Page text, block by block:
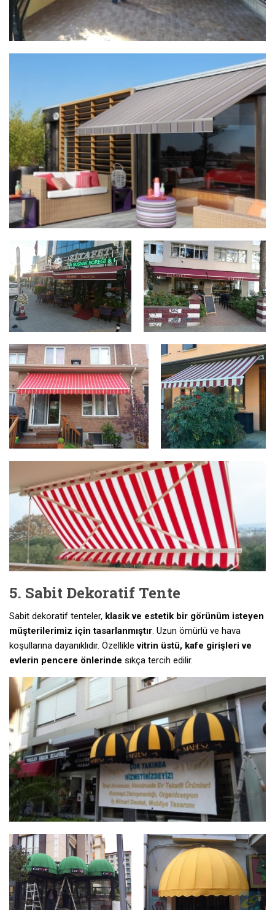
5. Sabit Dekoratif Tente
Sabit dekoratif tenteler, klasik ve estetik bir görünüm isteyen
müşterilerimiz için tasarlanmıştır. Uzun ömürlü ve hava
koşullarına dayanıklıdır. Özelliklevitrin üstü, kafe girişleri ve
evlerin pencere önlerinde sıkça tercih edilir.